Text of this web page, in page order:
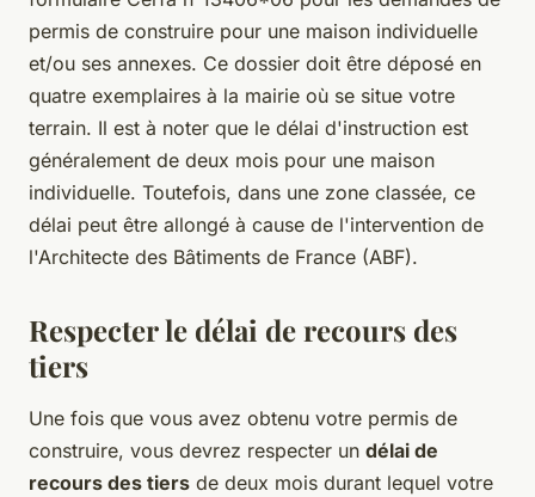
permis de construire pour une maison individuelle
et/ou ses annexes. Ce dossier doit être déposé en
quatre exemplaires à la mairie où se situe votre
terrain. Il est à noter que le délai d'instruction est
généralement de deux mois pour une maison
individuelle. Toutefois, dans une zone classée, ce
délai peut être allongé à cause de l'intervention de
l'Architecte des Bâtiments de France (ABF).
Respecter le délai de recours des
tiers
Une fois que vous avez obtenu votre permis de
construire, vous devrez respecter un délai de
recours des tiers de deux mois durant lequel votre